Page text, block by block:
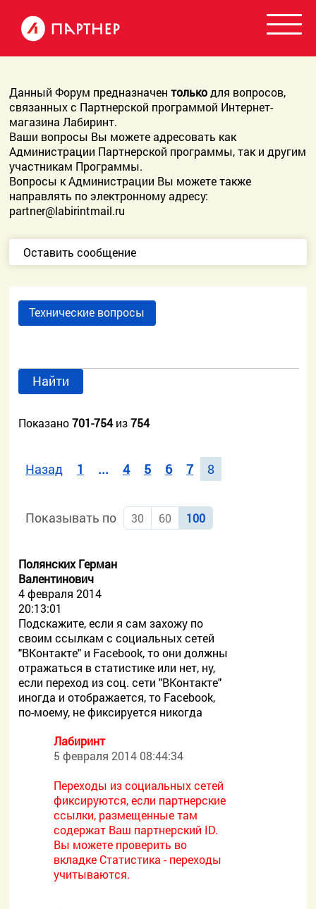
Данный Форум предназначентолькодля вопросов,
связанных с Партнерской программой Интернет-
магазина Лабиринт.
Ваши вопросы Вы можете адресовать как
Администрации Партнерской программы, так и другим
участникам Программы.
Вопросы к Администрации Вы можете также
направлять по электронному адресу:
partner@labirintmail.ru
Оставить сообщение
Технические вопросы
Найти
Показано701-754из754
Назад 1 ... 4 5 6 7 8
Показывать по 30 60 100
Полянских Герман
Валентинович
4 февраля 2014
20:13:01
Подскажите, если я сам захожу по
своим ссылкам с социальных сетей
"ВКонтакте" и Facebook, то они должны
отражаться в статистике или нет, ну,
если переход из соц. сети "ВКонтакте"
иногда и отображается, то Facebook,
по-моему, не фиксируется никогда
Лабиринт
5 февраля 2014 08:44:34
Переходы из социальных сетей
фиксируются, если партнерские
ссылки, размещенные там
содержат Ваш партнерский ID.
Вы можете проверить во
вкладке Статистика - переходы
учитываются.